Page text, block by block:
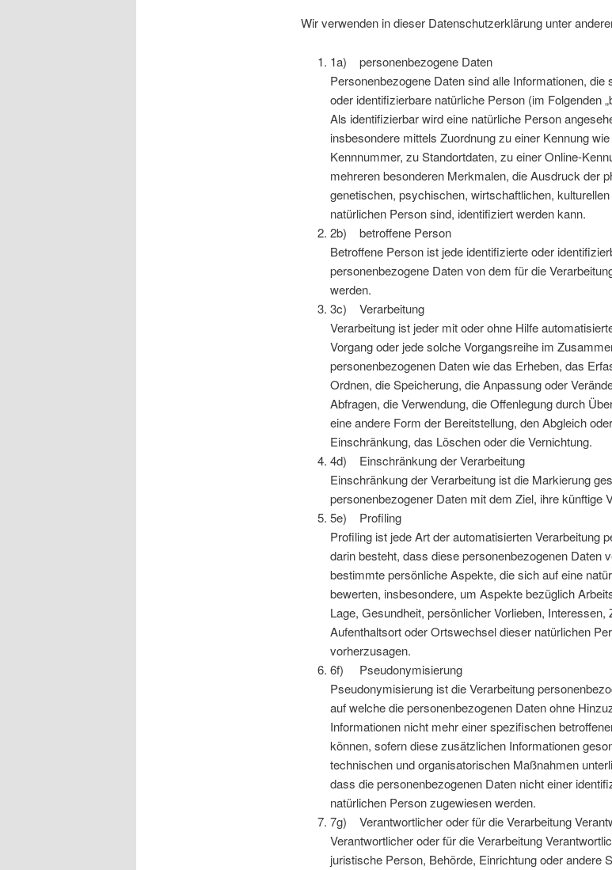
Wir verwenden in dieser Datenschutzerklärung unter
1a) personenbezogene Daten
Personenbezogene Daten sind alle Informationen, die
oder identifizierbare natürliche Person (im Folgenden
Als identifizierbar wird eine natürliche Person
insbesondere mittels Zuordnung zu einer Kennung
Kennnummer, zu Standortdaten, zu einer Online-
mehreren besonderen Merkmalen, die Ausdruck der
genetischen, psychischen, wirtschaftlichen,
natürlichen Person sind, identifiziert werden kann.
2b) betroffene Person
Betroffene Person ist jede identifizierte oder
personenbezogene Daten von dem für die
werden.
3c) Verarbeitung
Verarbeitung ist jeder mit oder ohne Hilfe
Vorgang oder jede solche Vorgangsreihe im
personenbezogenen Daten wie das Erheben, das
Ordnen, die Speicherung, die Anpassung oder
Abfragen, die Verwendung, die Offenlegung durch
eine andere Form der Bereitstellung, den Abgleich
Einschränkung, das Löschen oder die Vernichtung.
4d) Einschränkung der Verarbeitung
Einschränkung der Verarbeitung ist die Markierung
personenbezogener Daten mit dem Ziel, ihre künftige
5e) Profiling
Profiling ist jede Art der automatisierten Verarbeitung
darin besteht, dass diese personenbezogenen Daten
bestimmte persönliche Aspekte, die sich auf eine
bewerten, insbesondere, um Aspekte bezüglich
Lage, Gesundheit, persönlicher Vorlieben, Interessen,
Aufenthaltsort oder Ortswechsel dieser natürlichen
vorherzusagen.
6f) Pseudonymisierung
Pseudonymisierung ist die Verarbeitung
auf welche die personenbezogenen Daten ohne
Informationen nicht mehr einer spezifischen
können, sofern diese zusätzlichen Informationen
technischen und organisatorischen Maßnahmen
dass die personenbezogenen Daten nicht einer
natürlichen Person zugewiesen werden.
7g) Verantwortlicher oder für die Verarbeitung
Verantwortlicher oder für die Verarbeitung
juristische Person, Behörde, Einrichtung oder andere